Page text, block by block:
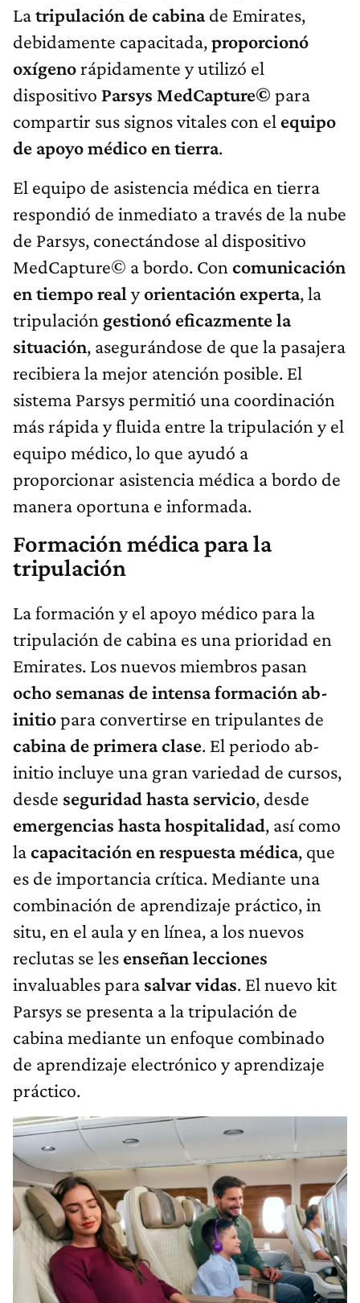
Latripulación de cabinade Emirates,
debidamente capacitada,proporcionó
oxígenorápidamente y utilizó el
dispositivo Parsys MedCapture© para
compartir sus signos vitales con el equipo
de apoyo médico en tierra.
El equipo de asistencia médica en tierra
respondió de inmediato a través de la nube
de Parsys, conectándose al dispositivo
MedCapture© a bordo. Con comunicación
en tiempo real yorientación experta, la
tripulación gestionó eficazmente la
situación, asegurándose de que la pasajera
recibiera la mejor atención posible. El
sistema Parsys permitió una coordinación
más rápida y fluida entre la tripulación y el
equipo médico, lo que ayudó a
proporcionar asistencia médica a bordo de
manera oportuna e informada.
Formación médica para la
tripulación
La formación y el apoyo médico para la
tripulación de cabina es una prioridad en
Emirates. Los nuevos miembros pasan
ocho semanas de intensa formación ab-
initiopara convertirse en tripulantes de
cabina de primera clase. El periodo ab-
initio incluye una gran variedad de cursos,
desde seguridad hasta servicio, desde
emergencias hasta hospitalidad, así como
lacapacitación en respuesta médica, que
es de importancia crítica. Mediante una
combinación de aprendizaje práctico, in
situ, en el aula y en línea, a los nuevos
reclutas se les enseñan lecciones
invaluables para salvar vidas. El nuevo kit
Parsys se presenta a la tripulación de
cabina mediante un enfoque combinado
de aprendizaje electrónico y aprendizaje
práctico.